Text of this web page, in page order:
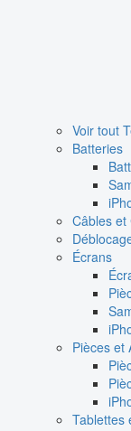
Voir tout
Batteries
Câbles et
Écrans
Pièces et
Tablettes